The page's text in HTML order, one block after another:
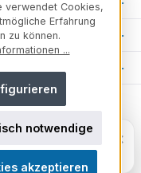
Geschmack suchen
Vape Ratgeber
Kontakt
zzgl.Versandkosten
Produkt zu dir
×
verwendet Cookies,
Erfahrung
zu können.
...
notwendige
akzeptieren